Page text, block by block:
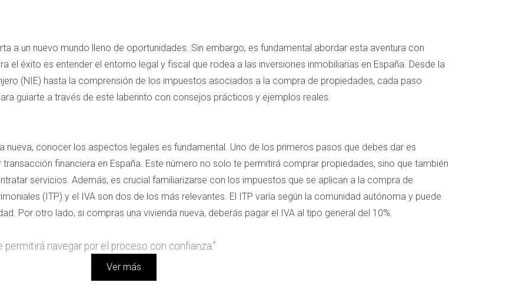
a un nuevo mundo lleno de oportunidades. Sin embargo, es fundamental abordar esta aventura con
el éxito es entender el entorno legal y fiscal que rodea a las inversiones inmobiliarias en España. Desde la
(NIE) hasta la comprensión de los impuestos asociados a la compra de propiedades, cada paso
guiarte a través de este laberinto con consejos prácticos y ejemplos reales.
nueva, conocer los aspectos legales es fundamental. Uno de los primeros pasos que debes dar es
financiera en España. Este número no solo te permitirá comprar propiedades, sino que también
servicios. Además, es crucial familiarizarse con los impuestos que se aplican a la compra de
(ITP) y el IVA son dos de los más relevantes. El ITP varía según la comunidad autónoma y puede
Por otro lado, si compras una vivienda nueva, deberás pagar el IVA al tipo general del 10%.
navegar por el proceso con confianza.”
Ver más